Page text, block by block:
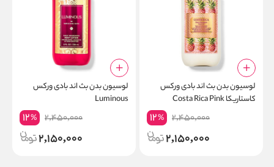
لوسیون بدن بث اند بادی ورکس
کاستاریکا Costa Rica Pink
2,450,000
12%
2,150,000
لوسیون بدن بث اند بادی ورکس
Luminous
2,450,000
12%
2,150,000